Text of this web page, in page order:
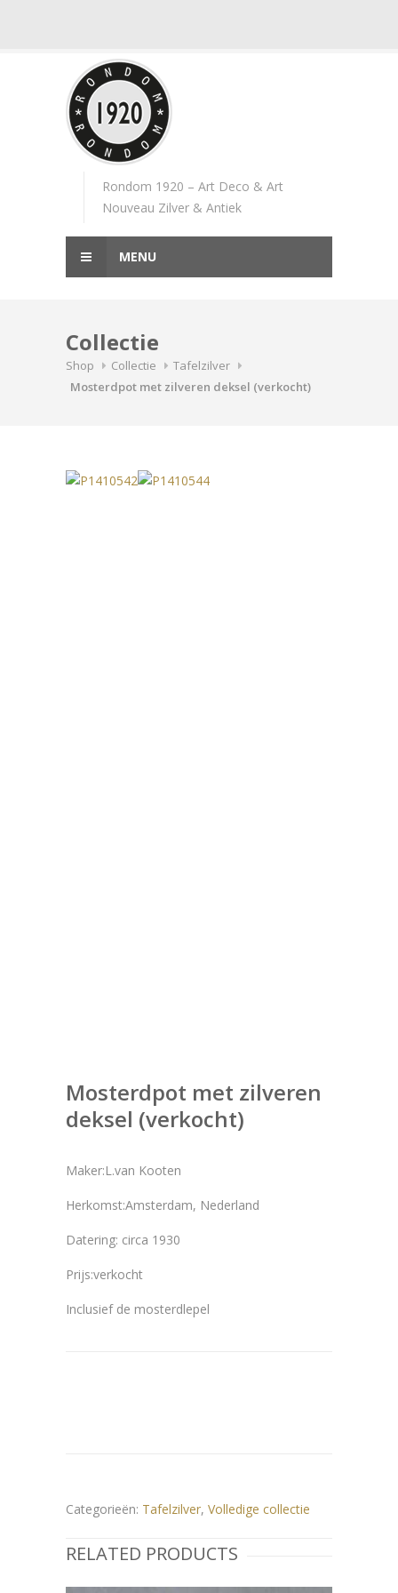
Rondom 1920 – Art Deco & Art
Nouveau Zilver & Antiek
MENU
Collectie
Shop Collectie
Tafelzilver
Mosterdpot met zilveren deksel (verkocht)
Mosterdpot met zilveren
deksel (verkocht)
Maker:L.van Kooten
Herkomst:Amsterdam, Nederland
Datering: circa 1930
Prijs:verkocht
Inclusief de mosterdlepel
Categorieën: Tafelzilver, Volledige collectie
RELATED PRODUCTS